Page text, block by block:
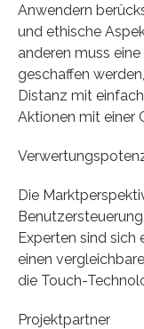
Anwendern
und ethische
anderen muss
geschaffen
Distanz mit
Aktionen mit einer
Die
Experten sind sich
einen
die Touch-
Projektpartner